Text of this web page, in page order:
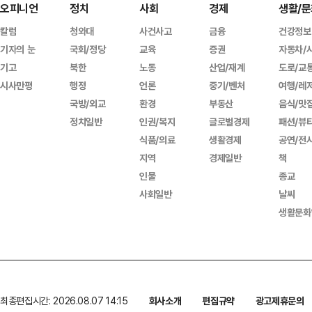
오피니언
칼럼
기자의 눈
기고
시사만평
정치
청와대
국회/정당
북한
행정
국방/외교
정치일반
사회
사건사고
교육
노동
언론
환경
인권/복지
식품/의료
지역
인물
사회일반
경제
금융
증권
산업/재계
중기/벤처
부동산
글로벌경제
생활경제
경제일반
생활/
건강정보
자동차/
도로/교
여행/레
음식/맛
패션/뷰
공연/전
책
종교
날씨
생활문
최종편집시간: 2026.08.07 14:15 회사소개 편집규약
광고제휴문의